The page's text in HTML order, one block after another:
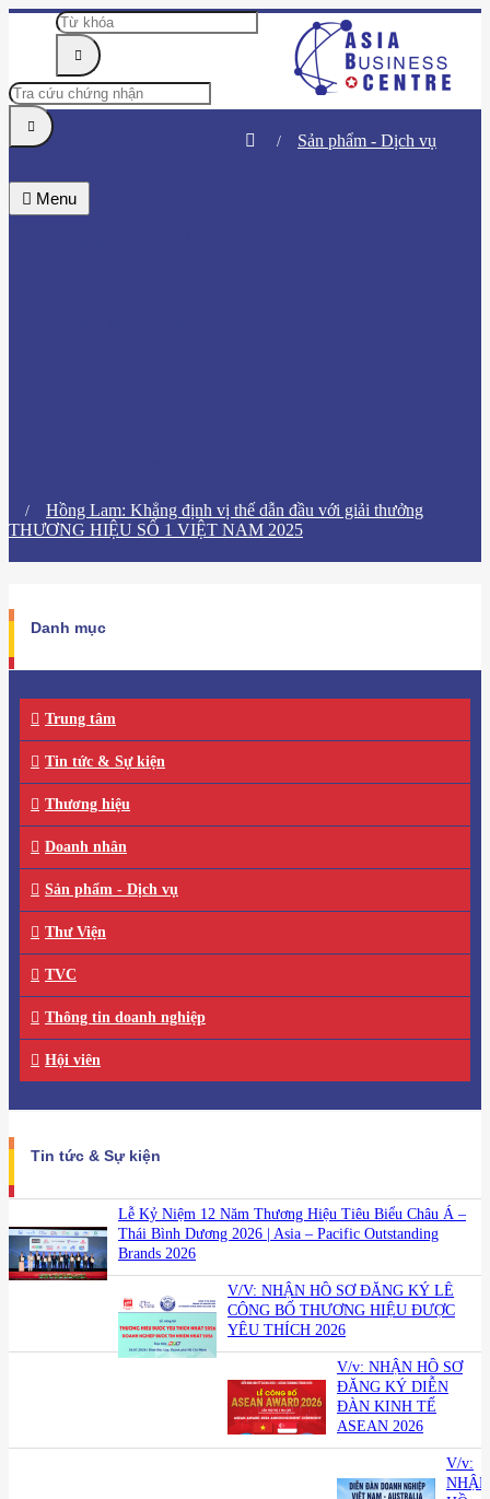
Menu
Sản phẩm - Dịch vụ
​Hồng Lam: Khẳng định vị thế dẫn đầu với giải thưởng
THƯƠNG HIỆU SỐ 1 VIỆT NAM 2025
Danh mục
Trung tâm
Tin tức & Sự kiện
Thương hiệu
Doanh nhân
Sản phẩm - Dịch vụ
Thư Viện
TVC
Thông tin doanh nghiệp
Hội viên
Tin tức & Sự kiện
Lễ Kỷ Niệm 12 Năm Thương Hiệu Tiêu Biểu Châu Á –
Thái Bình Dương 2026 | Asia – Pacific Outstanding
Brands 2026
V/V: NHẬN HỒ SƠ ĐĂNG KÝ LỄ
CÔNG BỐ THƯƠNG HIỆU ĐƯỢC
YÊU THÍCH 2026
V/v: NHẬN HỒ SƠ
ĐĂNG KÝ DIỄN
ĐÀN KINH TẾ
ASEAN 2026
V/v:
NHẬN